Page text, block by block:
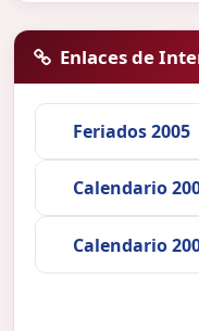
Enlaces de
Feriados 2005
Calendario
Calendario